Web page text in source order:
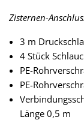
Zisternen-
3 m
4 Stück
PE-
PE-
Länge 0,5 m